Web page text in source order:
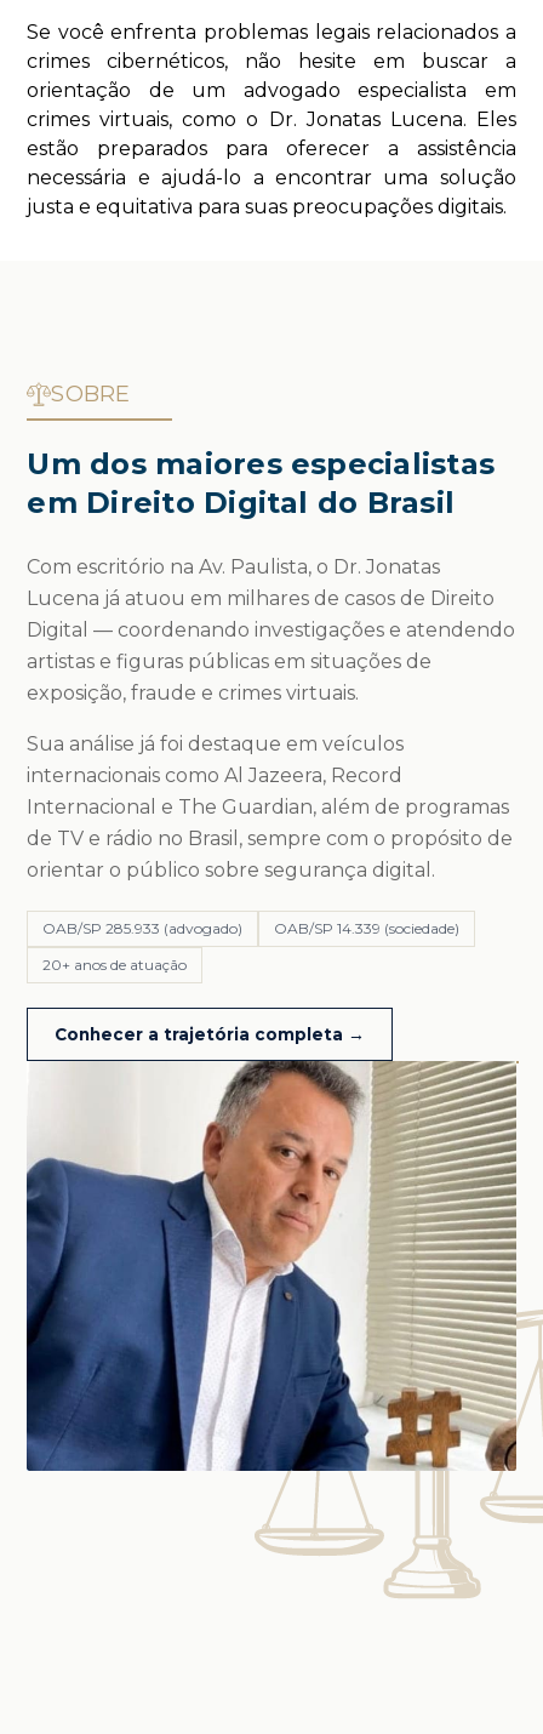
Se você enfrenta problemas legais relacionados a
crimes cibernéticos, não hesite em buscar a
orientação de um advogado especialista em
crimes virtuais, como o Dr. Jonatas Lucena. Eles
estão preparados para oferecer a assistência
necessária e ajudá-lo a encontrar uma solução
justa e equitativa para suas preocupações digitais.
SOBRE
Um dos maiores especialistas
em Direito Digital do Brasil
Com escritório na Av. Paulista, o Dr. Jonatas
Lucena já atuou em milhares de casos de Direito
Digital — coordenando investigações e atendendo
artistas e figuras públicas em situações de
exposição, fraude e crimes virtuais.
Sua análise já foi destaque em veículos
internacionais como Al Jazeera, Record
Internacional e The Guardian, além de programas
de TV e rádio no Brasil, sempre com o propósito de
orientar o público sobre segurança digital.
OAB/SP 285.933 (advogado)
OAB/SP 14.339 (sociedade)
20+ anos de atuação
Conhecer a trajetória completa →